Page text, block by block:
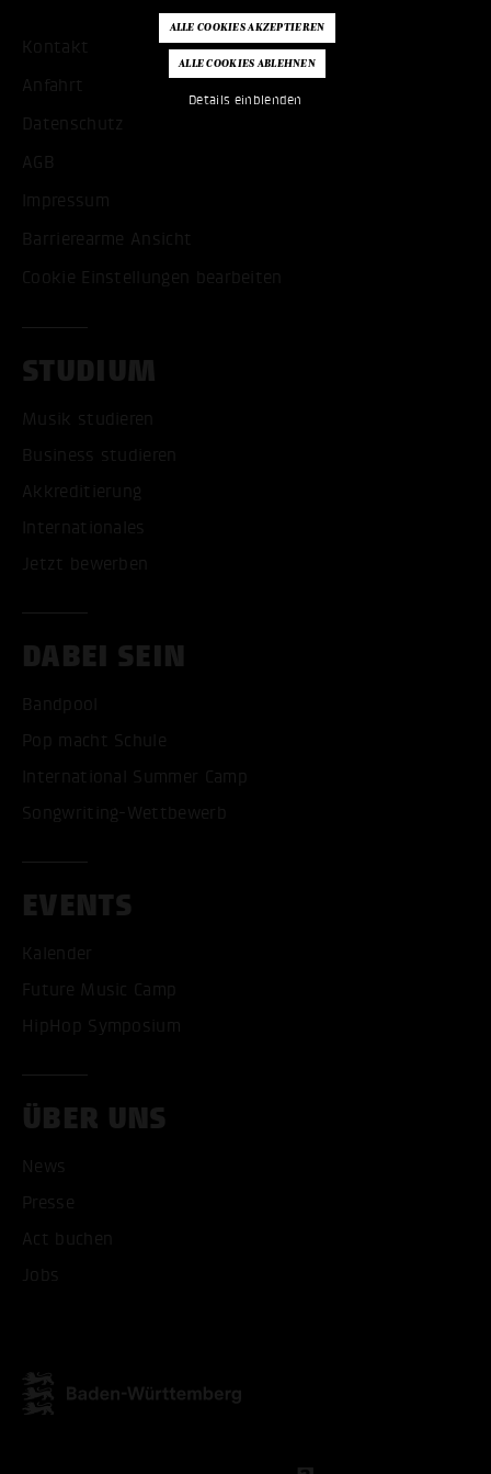
Details einblenden
Kontakt
Anfahrt
Datenschutz
AGB
Impressum
Barrierearme Ansicht
Cookie Einstellungen bearbeiten
STUDIUM
Musik studieren
Business studieren
Akkreditierung
Internationales
Jetzt bewerben
DABEI SEIN
Bandpool
Pop macht Schule
International Summer Camp
Songwriting-Wettbewerb
EVENTS
Kalender
Future Music Camp
HipHop Symposium
ÜBER UNS
News
Presse
Act buchen
Jobs